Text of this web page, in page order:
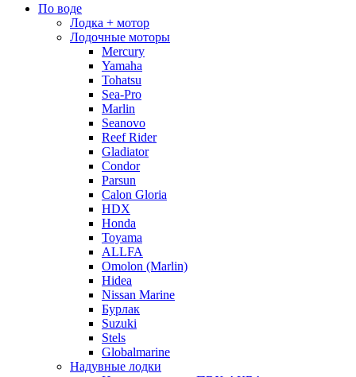
По воде
Лодка + мотор
Лодочные моторы
Mercury
Yamaha
Tohatsu
Sea-Pro
Marlin
Seanovo
Reef Rider
Gladiator
Condor
Parsun
Calon Gloria
HDX
Honda
Toyama
ALLFA
Omolon (Marlin)
Hidea
Nissan Marine
Бурлак
Suzuki
Stels
Globalmarine
Надувные лодки